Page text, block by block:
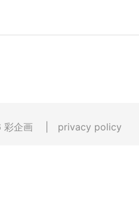
彩企画| privacy policy